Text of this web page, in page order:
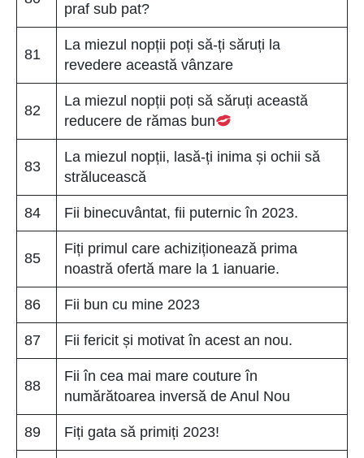
praf sub pat?
81
La miezul nopții poți să-ți săruți la
revedere această vânzare
82
La miezul nopții poți să săruți această
reducere de rămas bun
83
La miezul nopții, lasă-ți inima și ochii să
strălucească
84 Fii binecuvântat, fii puternic în 2023.
85
Fiți primul care achiziționează prima
noastră ofertă mare la 1 ianuarie.
86 Fii bun cu mine 2023
87 Fii fericit și motivat în acest an nou.
88
Fii în cea mai mare couture în
numărătoarea inversă de Anul Nou
89 Fiți gata să primiți 2023!